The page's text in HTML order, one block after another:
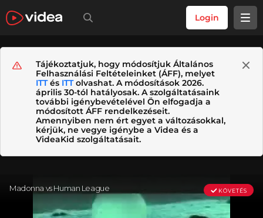
Login
Tájékoztatjuk, hogy módosítjuk Általános
Felhasználási Feltételeinket (ÁFF), melyet
ITTés ITTolvashat. A módosítások 2026.
április 30-tól hatályosak. A szolgáltatásaink
további igénybevételével Ön elfogadja a
módosított ÁFF rendelkezéseit.
Amennyiben nem ért egyet a változásokkal,
kérjük, ne vegye igénybe a Videa és a
VideaKid szolgáltatásait.